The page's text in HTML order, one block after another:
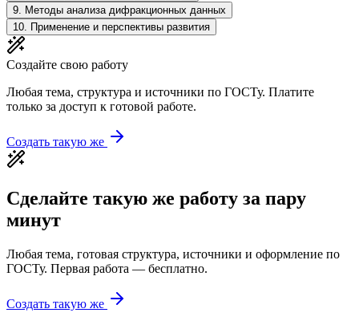
9
Методы анализа дифракционных данных
10
Применение и перспективы развития
Создайте свою работу
Любая тема, структура и источники по ГОСТу. Платите
только за доступ к готовой работе.
Создать такую же
Сделайте такую же работу за пару
минут
Любая тема, готовая структура, источники и оформление по
ГОСТу. Первая работа — бесплатно.
Создать такую же